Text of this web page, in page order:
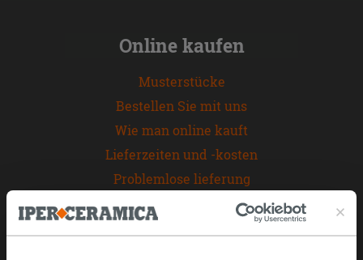
Online kaufen
Musterstücke
Bestellen Sie mit uns
Wie man online kauft
Lieferzeiten und -kosten
Problemlose lieferung
Widerrufsrecht
FAQ häufig gestellte Fragen